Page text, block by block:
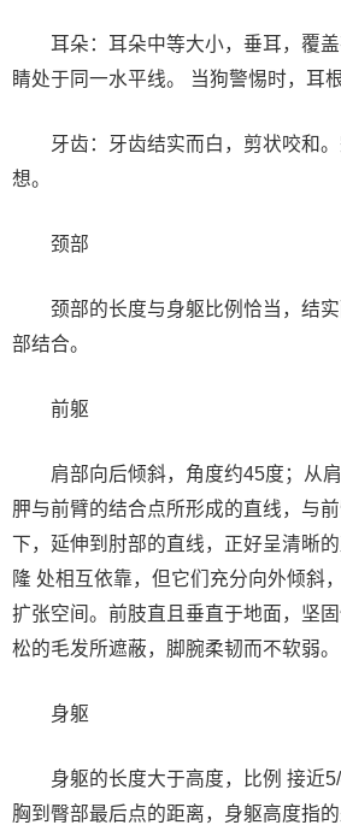
耳朵：耳朵中等大小，垂耳，覆盖
睛处于同一水平线。 当狗警惕时，耳
牙齿：牙齿结实而白，剪状咬和。
想。
颈部
颈部的长度与身躯比例恰当，结实
部结合。
前躯
肩部向后倾斜，角度约45度；从肩
胛与前臂的结合点所形成的直线，与
下，延伸到肘部的直线，正好呈清晰
隆 处相互依靠，但它们充分向外倾斜
扩张空间。前肢直且垂直于地面，坚
松的毛发所遮蔽，脚腕柔韧而不软弱。
身躯
身躯的长度大于高度，比例 接近5/
胸到臀部最后点的距离，身躯高度指